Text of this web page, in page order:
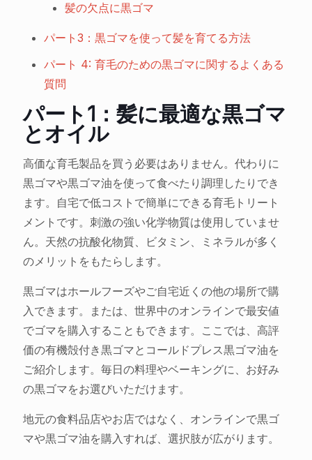
髪の欠点に黒ゴマ
パート3：黒ゴマを使って髪を育てる方法
パート 4: 育毛のための黒ゴマに関するよくある
質問
パート1：髪に最適な黒ゴマ
とオイル
高価な育毛製品を買う必要はありません。代わりに
黒ゴマや黒ゴマ油を使って食べたり調理したりでき
ます。自宅で低コストで簡単にできる育毛トリート
メントです。刺激の強い化学物質は使用していませ
ん。天然の抗酸化物質、ビタミン、ミネラルが多く
のメリットをもたらします。
黒ゴマはホールフーズやご自宅近くの他の場所で購
入できます。または、世界中のオンラインで最安値
でゴマを購入することもできます。ここでは、高評
価の有機殻付き黒ゴマとコールドプレス黒ゴマ油を
ご紹介します。毎日の料理やベーキングに、お好み
の黒ゴマをお選びいただけます。
地元の食料品店やお店ではなく、オンラインで黒ゴ
マや黒ゴマ油を購入すれば、選択肢が広がります。